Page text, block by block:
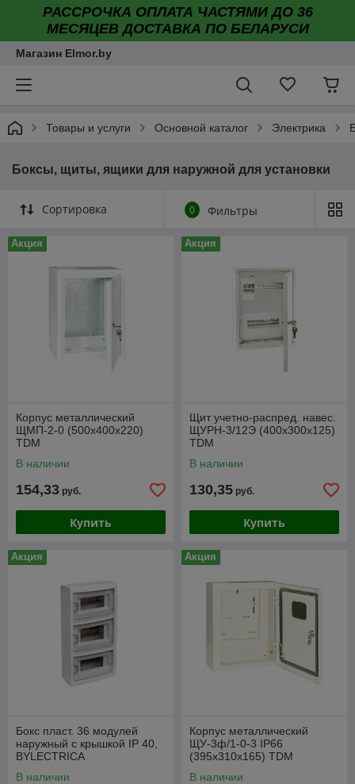
РАССРОЧКА ОПЛАТА ЧАСТЯМИ ДО 36
МЕСЯЦЕВ ДОСТАВКА ПО БЕЛАРУСИ
Магазин Elmor.by
Товары и услуги Основной каталог Электрика
Боксы, щиты, ящики для наружной для установки
Сортировка 0 Фильтры
Акция
Корпус металлический
ЩМП-2-0 (500х400х220)
TDM
В наличии
154,33 руб.
Купить
Акция
Щит учетно-распред. навес.
ЩУРН-3/12Э (400х300х125)
TDM
В наличии
130,35 руб.
Купить
Акция
Бокс пласт. 36 модулей
наружный с крышкой IP 40,
BYLECTRICA
В наличии
Акция
Корпус металлический
ЩУ-3ф/1-0-3 IP66
(395х310х165) TDM
В наличии